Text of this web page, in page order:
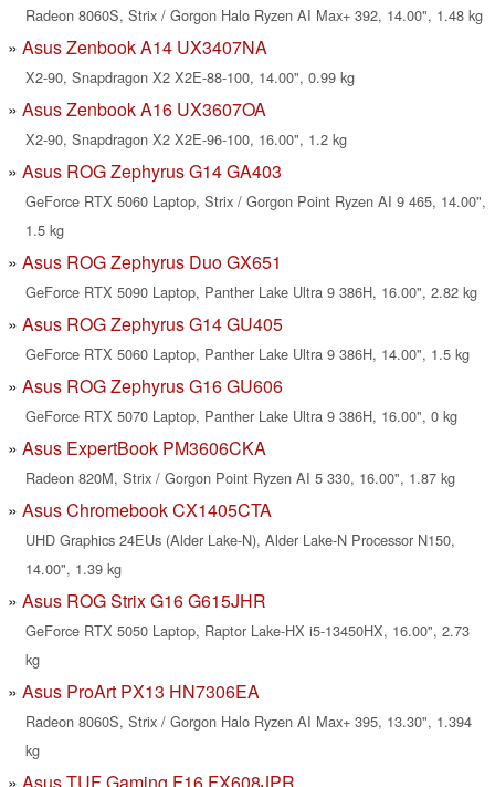
Radeon 8060S, Strix / Gorgon Halo Ryzen AI Max+ 392, 14.00", 1.48 kg
Asus Zenbook A14 UX3407NA
X2-90, Snapdragon X2 X2E-88-100, 14.00", 0.99 kg
Asus Zenbook A16 UX3607OA
X2-90, Snapdragon X2 X2E-96-100, 16.00", 1.2 kg
Asus ROG Zephyrus G14 GA403
GeForce RTX 5060 Laptop, Strix / Gorgon Point Ryzen AI 9 465, 14.00",
1.5 kg
Asus ROG Zephyrus Duo GX651
GeForce RTX 5090 Laptop, Panther Lake Ultra 9 386H, 16.00", 2.82 kg
Asus ROG Zephyrus G14 GU405
GeForce RTX 5060 Laptop, Panther Lake Ultra 9 386H, 14.00", 1.5 kg
Asus ROG Zephyrus G16 GU606
GeForce RTX 5070 Laptop, Panther Lake Ultra 9 386H, 16.00", 0 kg
Asus ExpertBook PM3606CKA
Radeon 820M, Strix / Gorgon Point Ryzen AI 5 330, 16.00", 1.87 kg
Asus Chromebook CX1405CTA
UHD Graphics 24EUs (Alder Lake-N), Alder Lake-N Processor N150,
14.00", 1.39 kg
Asus ROG Strix G16 G615JHR
GeForce RTX 5050 Laptop, Raptor Lake-HX i5-13450HX, 16.00", 2.73
kg
Asus ProArt PX13 HN7306EA
Radeon 8060S, Strix / Gorgon Halo Ryzen AI Max+ 395, 13.30", 1.394
kg